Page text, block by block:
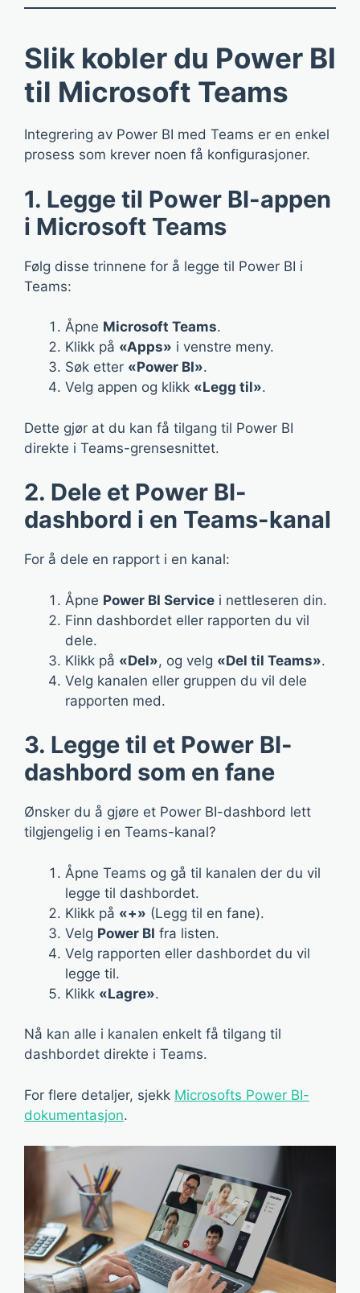
Slik kobler du Power BI
til Microsoft Teams
Integrering av Power BI med Teams er en enkel
prosess som krever noen få konfigurasjoner.
1. Legge til Power BI-appen
i Microsoft Teams
Følg disse trinnene for å legge til Power BI i
Teams:
Åpne Microsoft Teams.
Klikk på «Apps» i venstre meny.
Søk etter «Power BI».
Velg appen og klikk «Legg til».
Dette gjør at du kan få tilgang til Power BI
direkte i Teams-grensesnittet.
2. Dele et Power BI-
dashbord i en Teams-kanal
For å dele en rapport i en kanal:
Åpne Power BI Service i nettleseren din.
Finn dashbordet eller rapporten du vil
dele.
Klikk på «Del», og velg «Del til Teams».
Velg kanalen eller gruppen du vil dele
rapporten med.
3. Legge til et Power BI-
dashbord som en fane
Ønsker du å gjøre et Power BI-dashbord lett
tilgjengelig i en Teams-kanal?
Åpne Teams og gå til kanalen der du vil
legge til dashbordet.
Klikk på «+» (Legg til en fane).
Velg Power BI fra listen.
Velg rapporten eller dashbordet du vil
legge til.
Klikk «Lagre».
Nå kan alle i kanalen enkelt få tilgang til
dashbordet direkte i Teams.
For flere detaljer, sjekk Microsofts Power BI-
dokumentasjon.